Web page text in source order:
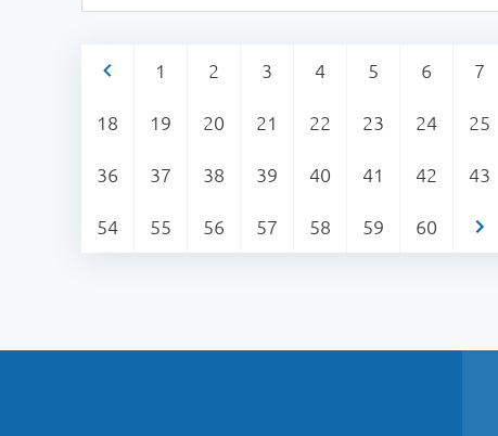
< 1 2 3 4 5 6 7
18 19 20 21 22 23 24 25
36 37 38 39 40 41 42 43
54 55 56 57 58 59 60 >